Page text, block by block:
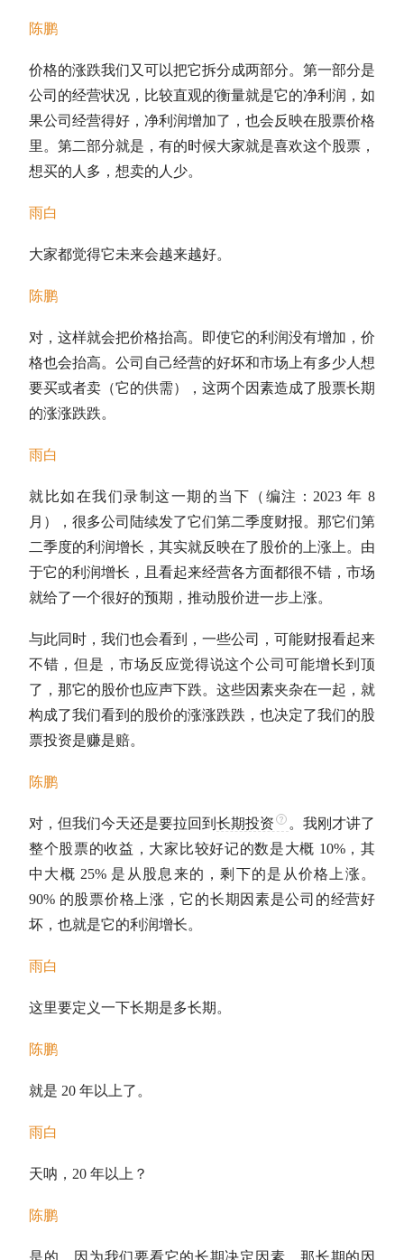
陈鹏
价格的涨跌我们又可以把它拆分成两部分。第一部分是
公司的经营状况，比较直观的衡量就是它的净利润，如
果公司经营得好，净利润增加了，也会反映在股票价格
里。第二部分就是，有的时候大家就是喜欢这个股票，
想买的人多，想卖的人少。
雨白
大家都觉得它未来会越来越好。
陈鹏
对，这样就会把价格抬高。即使它的利润没有增加，价
格也会抬高。公司自己经营的好坏和市场上有多少人想
要买或者卖（它的供需），这两个因素造成了股票长期
的涨涨跌跌。
雨白
就比如在我们录制这一期的当下（编注：2023 年 8
月），很多公司陆续发了它们第二季度财报。那它们第
二季度的利润增长，其实就反映在了股价的上涨上。由
于它的利润增长，且看起来经营各方面都很不错，市场
就给了一个很好的预期，推动股价进一步上涨。
与此同时，我们也会看到，一些公司，可能财报看起来
不错，但是，市场反应觉得说这个公司可能增长到顶
了，那它的股价也应声下跌。这些因素夹杂在一起，就
构成了我们看到的股价的涨涨跌跌，也决定了我们的股
票投资是赚是赔。
陈鹏
对，但我们今天还是要拉回到 长期投资
。我刚才讲了
整个股票的收益，大家比较好记的数是大概 10%，其
中大概 25% 是从股息来的，剩下的是从价格上涨。
90% 的股票价格上涨，它的长期因素是公司的经营好
坏，也就是它的利润增长。
雨白
这里要定义一下长期是多长期。
陈鹏
就是 20 年以上了。
雨白
天呐，20 年以上？
陈鹏